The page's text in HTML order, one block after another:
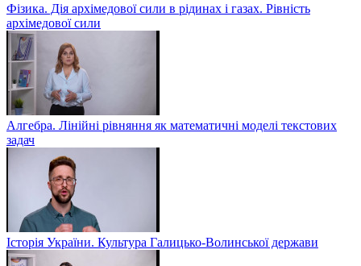
Фізика. Дія архімедової сили в рідинах і газах. Рівність
архімедової сили
Алгебра. Лінійні рівняння як математичні моделі текстових
задач
Історія України. Культура Галицько-Волинської держави